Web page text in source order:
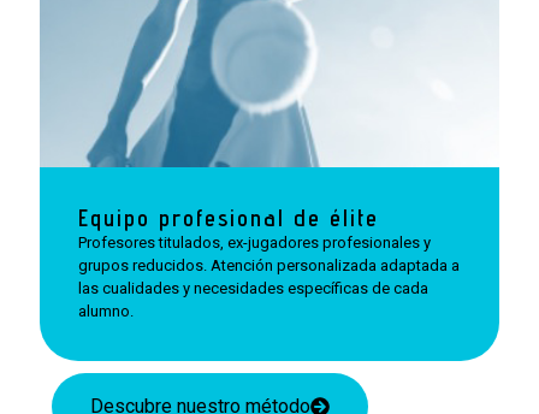
Equipo profesional de élite
Profesores titulados, ex-jugadores profesionales y
grupos reducidos. Atención personalizada adaptada a
las cualidades y necesidades específicas de cada
alumno.
Descubre nuestro método